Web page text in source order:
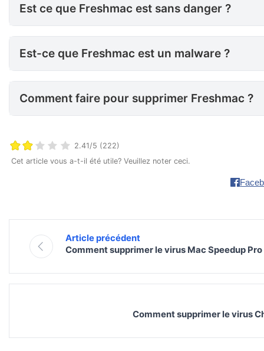
Est ce que Freshmac est sans danger ?
Est-ce que Freshmac est un
Est-ce que Freshmac est un malware ?
Comment faire pour
Comment faire pour supprimer Freshmac ?
2.41/5 (222)
Cet article vous a-t-il été utile? Veuillez noter ceci.
Article précédent
Comment supprimer le virus Mac Speedup Pro
Comment supprimer le virus